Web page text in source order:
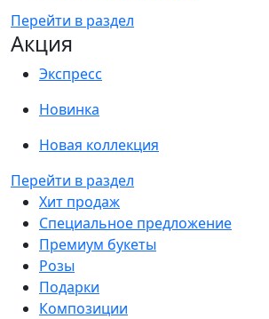
Перейти в раздел
Акция
Экспресс
Новинка
Новая коллекция
Перейти в раздел
Хит продаж
Специальное предложение
Премиум букеты
Розы
Подарки
Композиции